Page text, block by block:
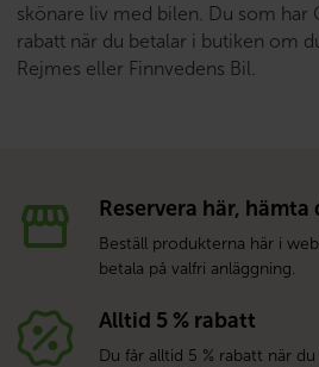
skönare liv med bilen. Du som har
rabatt när du betalar i butiken om
Rejmes eller Finnvedens Bil.
Reservera här, hämta
Beställ produkterna här i
betala på valfri anläggning.
Alltid 5 % rabatt
Du får alltid 5 % rabatt när